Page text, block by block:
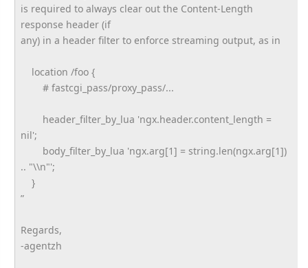
is required to always clear out the Content-Length
response header (if
any) in a header filter to enforce streaming output, as in
location /foo {
# fastcgi_pass/proxy_pass/...
header_filter_by_lua 'ngx.header.content_length =
nil';
body_filter_by_lua 'ngx.arg[1] = string.len(ngx.arg[1])
.. "\\n"';
}
”
Regards,
-agentzh